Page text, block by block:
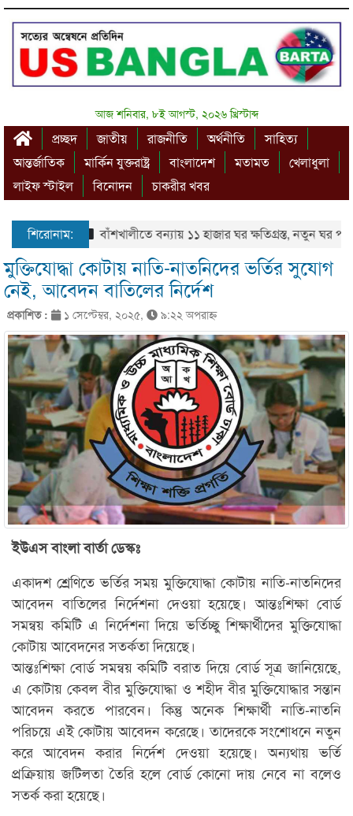
আজ শনিবার, ৮ই আগস্ট, ২০২৬ খ্রিস্টাব্দ
প্রচ্ছদ জাতীয় রাজনীতি অর্থনীতি
সাহিত্য
আন্তর্জাতিক
মার্কিন যুক্তরাষ্ট্র বাংলাদেশ মতামত
খেলাধুলা
লাইফ স্টাইল
বিনোদন চাকরীর খবর
শিরোনাম: বাঁশখালীতে বন্যায় ১১ হাজার ঘর ক্ষতিগ্রস্ত, নতুন ঘর পাচ্ছে
মুক্তিযোদ্ধা কোটায় নাতি-নাতনিদের ভর্তির সুযোগ
নেই, আবেদন বাতিলের নির্দেশ
প্রকাশিত : ১ সেপ্টেম্বর, ২০২৫, ৯:২২ অপরাহ্ণ
ইউএস বাংলা বার্তা ডেস্কঃ
একাদশ শ্রেণিতে ভর্তির সময় মুক্তিযোদ্ধা কোটায় নাতি-নাতনিদের
আবেদন বাতিলের নির্দেশনা দেওয়া হয়েছে। আন্তঃশিক্ষা বোর্ড
সমন্বয় কমিটি এ নির্দেশনা দিয়ে ভর্তিচ্ছু শিক্ষার্থীদের মুক্তিযোদ্ধা
কোটায় আবেদনের সতর্কতা দিয়েছে।
আন্তঃশিক্ষা বোর্ড সমন্বয় কমিটি বরাত দিয়ে বোর্ড সূত্র জানিয়েছে,
এ কোটায় কেবল বীর মুক্তিযোদ্ধা ও শহীদ বীর মুক্তিযোদ্ধার সন্তান
আবেদন করতে পারবেন। কিন্তু অনেক শিক্ষার্থী নাতি-নাতনি
পরিচয়ে এই কোটায় আবেদন করেছে। তাদেরকে সংশোধনে নতুন
করে আবেদন করার নির্দেশ দেওয়া হয়েছে। অন্যথায় ভর্তি
প্রক্রিয়ায় জটিলতা তৈরি হলে বোর্ড কোনো দায় নেবে না বলেও
সতর্ক করা হয়েছে।